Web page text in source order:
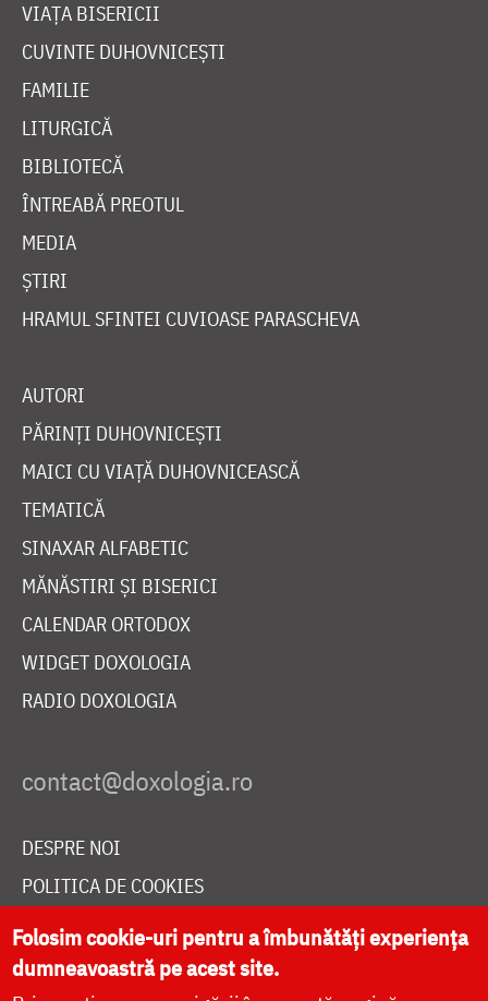
VIAȚA BISERICII
CUVINTE DUHOVNICEȘTI
FAMILIE
LITURGICĂ
BIBLIOTECĂ
ÎNTREABĂ PREOTUL
MEDIA
ȘTIRI
HRAMUL SFINTEI CUVIOASE PARASCHEVA
AUTORI
PĂRINȚI DUHOVNICEȘTI
MAICI CU VIAȚĂ DUHOVNICEASCĂ
TEMATICĂ
SINAXAR ALFABETIC
MĂNĂSTIRI ȘI BISERICI
CALENDAR ORTODOX
WIDGET DOXOLOGIA
RADIO DOXOLOGIA
DESPRE NOI
POLITICA DE COOKIES
DONEAZĂ ONLINE PENTRU CATEDRALA NAȚIONALĂ
Folosim cookie-uri pentru a îmbunătăți experiența
dumneavoastră pe acest site.